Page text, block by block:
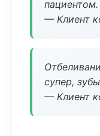
пациентом.
— Клиент
супер,
— Клиент